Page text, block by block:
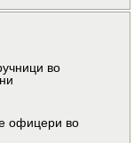
во
офицери во